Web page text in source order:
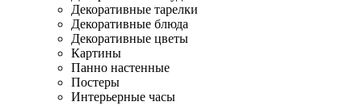
Декоративные тарелки
Декоративные блюда
Декоративные цветы
Картины
Панно настенные
Постеры
Интерьерные часы